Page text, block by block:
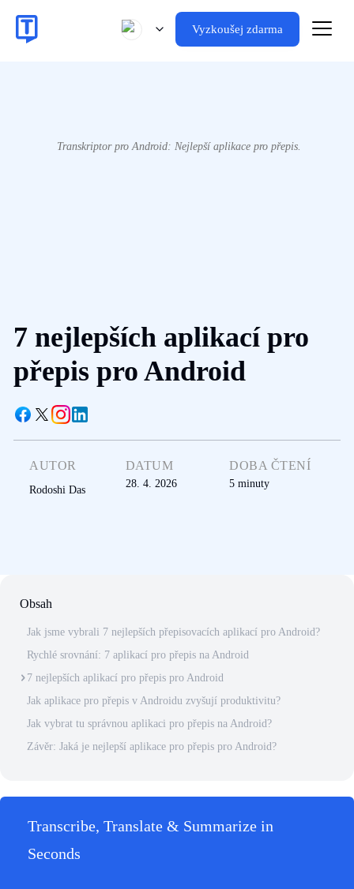
Vyzkoušej zdarma
Transkriptor pro Android: Nejlepší aplikace pro přepis.
7 nejlepších aplikací pro
přepis pro Android
AUTOR
Rodoshi Das
DATUM
28. 4. 2026
DOBA ČTENÍ
5 minuty
Obsah
Jak jsme vybrali 7 nejlepších přepisovacích aplikací pro Android?
Rychlé srovnání: 7 aplikací pro přepis na Android
7 nejlepších aplikací pro přepis pro Android
Jak aplikace pro přepis v Androidu zvyšují produktivitu?
Jak vybrat tu správnou aplikaci pro přepis na Android?
Závěr: Jaká je nejlepší aplikace pro přepis pro Android?
Transcribe, Translate & Summarize in
Seconds